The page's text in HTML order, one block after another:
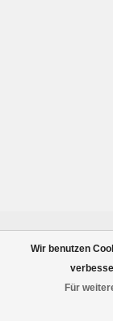
Wir benutzen
Für
©